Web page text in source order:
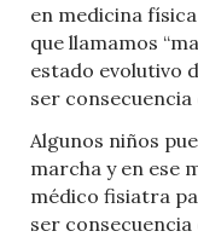
en medicina
que llamamos
estado evolutivo
ser
Algunos niños
marcha y en ese
médico fisiatra
ser